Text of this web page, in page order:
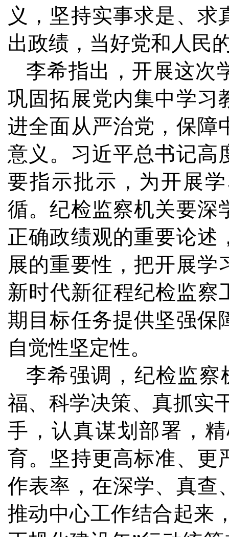
义，坚持实事求是、
出政绩，当好党和人民
李希指出，开展这次
巩固拓展党内集中学习
进全面从严治党，保障
意义。习近平总书记高
要指示批示，为开展
循。纪检监察机关要深
正确政绩观的重要论述
展的重要性，把开展学
新时代新征程纪检监察
期目标任务提供坚强保
自觉性坚定性。
李希强调，纪检监
福、科学决策、真抓实
手，认真谋划部署，
育。坚持更高标准、更
作表率，在深学、真查
推动中心工作结合起来